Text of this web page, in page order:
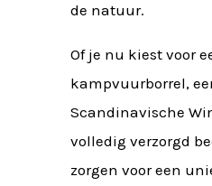
de natuur.
Of je nu kiest voor
kampvuurborrel,
Scandinavische
volledig verzorgd
zorgen voor een